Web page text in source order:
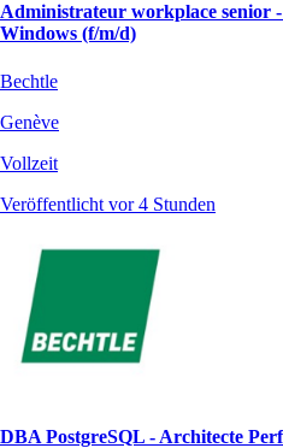
Administrateur workplace senior
Windows (f/m/d)
Bechtle
Genève
Vollzeit
Veröffentlicht vor 4 Stunden
DBA PostgreSQL - Architecte